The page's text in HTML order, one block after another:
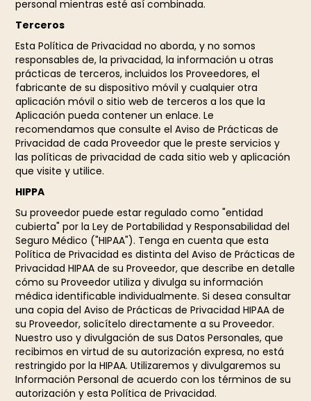
personal mientras esté así combinada.
Terceros
Esta Política de Privacidad no aborda, y no somos
responsables de, la privacidad, la información u otras
prácticas de terceros, incluidos los Proveedores, el
fabricante de su dispositivo móvil y cualquier otra
aplicación móvil o sitio web de terceros a los que la
Aplicación pueda contener un enlace. Le
recomendamos que consulte el Aviso de Prácticas de
Privacidad de cada Proveedor que le preste servicios y
las políticas de privacidad de cada sitio web y aplicación
que visite y utilice.
HIPPA
Su proveedor puede estar regulado como "entidad
cubierta" por la Ley de Portabilidad y Responsabilidad del
Seguro Médico ("HIPAA"). Tenga en cuenta que esta
Política de Privacidad es distinta del Aviso de Prácticas de
Privacidad HIPAA de su Proveedor, que describe en detalle
cómo su Proveedor utiliza y divulga su información
médica identificable individualmente. Si desea consultar
una copia del Aviso de Prácticas de Privacidad HIPAA de
su Proveedor, solicítelo directamente a su Proveedor.
Nuestro uso y divulgación de sus Datos Personales, que
recibimos en virtud de su autorización expresa, no está
restringido por la HIPAA. Utilizaremos y divulgaremos su
Información Personal de acuerdo con los términos de su
autorización y esta Política de Privacidad.